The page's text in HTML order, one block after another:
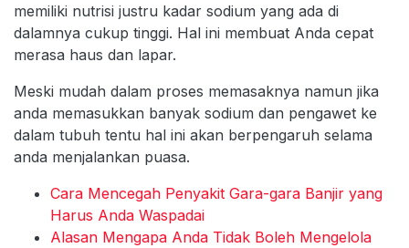
memiliki nutrisi justru kadar sodium yang ada di
dalamnya cukup tinggi. Hal ini membuat Anda cepat
merasa haus dan lapar.
Meski mudah dalam proses memasaknya namun jika
anda memasukkan banyak sodium dan pengawet ke
dalam tubuh tentu hal ini akan berpengaruh selama
anda menjalankan puasa.
Cara Mencegah Penyakit Gara-gara Banjir yang
Harus Anda Waspadai
Alasan Mengapa Anda Tidak Boleh Mengelola